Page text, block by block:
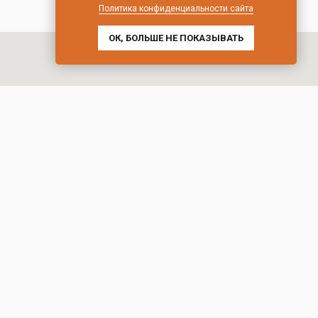
Политика конфиденциальности сайта
ОК, БОЛЬШЕ НЕ ПОКАЗЫВАТЬ